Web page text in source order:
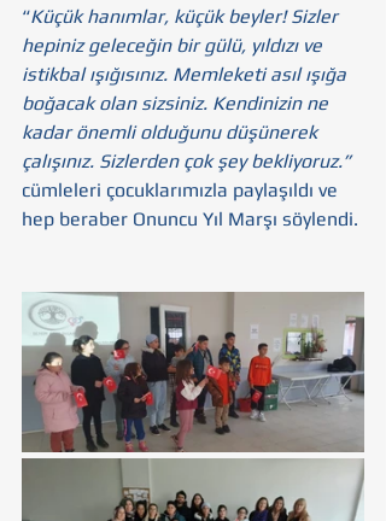
“Küçük hanımlar, küçük beyler! Sizler
hepiniz geleceğin bir gülü, yıldızı ve
istikbal ışığısınız. Memleketi asıl ışığa
boğacak olan sizsiniz. Kendinizin ne
kadar önemli olduğunu düşünerek
çalışınız. Sizlerden çok şey bekliyoruz.”
cümleleri çocuklarımızla paylaşıldı ve
hep beraber Onuncu Yıl Marşı söylendi.